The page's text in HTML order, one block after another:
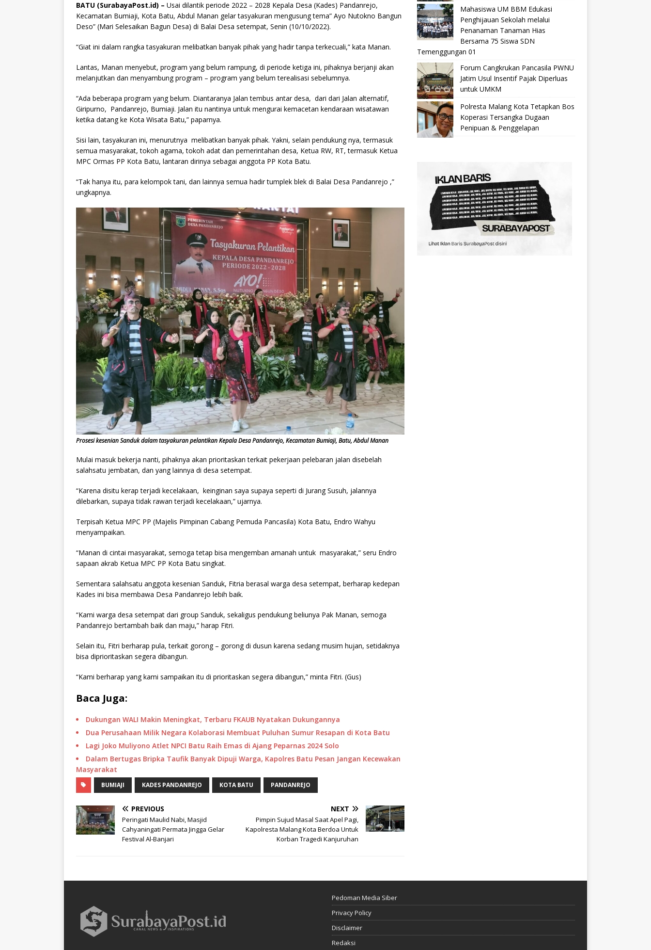
BATU (SurabayaPost.id) – Usai dilantik periode 2022 – 2028 Kepala Desa (Kades) Pandanrejo,
Kecamatan Bumiaji, Kota Batu, Abdul Manan gelar tasyakuran mengusung tema” Ayo Nutokno Bangun
Deso” (Mari Selesaikan Bagun Desa) di Balai Desa setempat, Senin (10/10/2022).
“Giat ini dalam rangka tasyakuran melibatkan banyak pihak yang hadir tanpa terkecuali,” kata Manan.
Lantas, Manan menyebut, program yang belum rampung, di periode ketiga ini, pihaknya berjanji akan
melanjutkan dan menyambung program – program yang belum terealisasi sebelumnya.
“Ada beberapa program yang belum. Diantaranya Jalan tembus antar desa, dari dari Jalan alternatif,
Giripurno, Pandanrejo, Bumiaji. Jalan itu nantinya untuk mengurai kemacetan kendaraan wisatawan
ketika datang ke Kota Wisata Batu,” paparnya.
Sisi lain, tasyakuran ini, menurutnya melibatkan banyak pihak. Yakni, selain pendukung nya, termasuk
semua masyarakat, tokoh agama, tokoh adat dan pemerintahan desa, Ketua RW, RT, termasuk Ketua
MPC Ormas PP Kota Batu, lantaran dirinya sebagai anggota PP Kota Batu.
“Tak hanya itu, para kelompok tani, dan lainnya semua hadir tumplek blek di Balai Desa Pandanrejo ,”
ungkapnya.
Prosesi kesenian Sanduk dalam tasyakuran pelantikan Kepala Desa Pandanrejo, Kecamatan Bumiaji, Batu, Abdul Manan
Mulai masuk bekerja nanti, pihaknya akan prioritaskan terkait pekerjaan pelebaran jalan disebelah
salahsatu jembatan, dan yang lainnya di desa setempat.
“Karena disitu kerap terjadi kecelakaan, keinginan saya supaya seperti di Jurang Susuh, jalannya
dilebarkan, supaya tidak rawan terjadi kecelakaan,” ujarnya.
Terpisah Ketua MPC PP (Majelis Pimpinan Cabang Pemuda Pancasila) Kota Batu, Endro Wahyu
menyampaikan.
“Manan di cintai masyarakat, semoga tetap bisa mengemban amanah untuk masyarakat,” seru Endro
sapaan akrab Ketua MPC PP Kota Batu singkat.
Sementara salahsatu anggota kesenian Sanduk, Fitria berasal warga desa setempat, berharap kedepan
Kades ini bisa membawa Desa Pandanrejo lebih baik.
“Kami warga desa setempat dari group Sanduk, sekaligus pendukung beliunya Pak Manan, semoga
Pandanrejo bertambah baik dan maju,” harap Fitri.
Selain itu, Fitri berharap pula, terkait gorong – gorong di dusun karena sedang musim hujan, setidaknya
bisa diprioritaskan segera dibangun.
“Kami berharap yang kami sampaikan itu di prioritaskan segera dibangun,” minta Fitri. (Gus)
Baca Juga:
Dukungan WALI Makin Meningkat, Terbaru FKAUB Nyatakan Dukungannya
Dua Perusahaan Milik Negara Kolaborasi Membuat Puluhan Sumur Resapan di Kota Batu
Lagi Joko Muliyono Atlet NPCI Batu Raih Emas di Ajang Peparnas 2024 Solo
Dalam Bertugas Bripka Taufik Banyak Dipuji Warga, Kapolres Batu Pesan Jangan Kecewakan
Masyarakat
BUMIAJI KADES PANDANREJO KOTA BATU PANDANREJO
PREVIOUS
Peringati Maulid Nabi, Masjid
Cahyaningati Permata Jingga Gelar
Festival Al-Banjari
NEXT
Pimpin Sujud Masal Saat Apel Pagi,
Kapolresta Malang Kota Berdoa Untuk
Korban Tragedi Kanjuruhan
Mahasiswa UM BBM Edukasi
Penghijauan Sekolah melalui
Penanaman Tanaman Hias
Bersama 75 Siswa SDN
Temenggungan 01
Forum Cangkrukan Pancasila PWNU
Jatim Usul Insentif Pajak Diperluas
untuk UMKM
Polresta Malang Kota Tetapkan Bos
Koperasi Tersangka Dugaan
Penipuan & Penggelapan
Pedoman Media Siber
Privacy Policy
Disclaimer
Redaksi